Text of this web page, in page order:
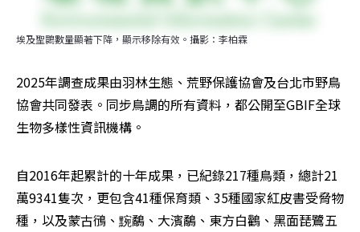
埃及聖䴉數量顯著下降，顯示移除有效。攝影：李柏霖
2025年調查成果由羽林生態、荒野保護協會及台北市野鳥
協會共同發表。同步鳥調的所有資料，都公開至GBIF全球
生物多樣性資訊機構。
自2016年起累計的十年成果，已紀錄217種鳥類，總計21
萬9341隻次，更包含41種保育類、35種國家紅皮書受脅物
種，以及蒙古鴴、黦鷸、大濱鷸、東方白鸛、黑面琵鷺五